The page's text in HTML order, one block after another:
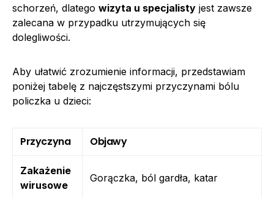
schorzeń, dlatego wizyta u specjalisty jest zawsze
zalecana w przypadku utrzymujących się
dolegliwości.
Aby ułatwić zrozumienie informacji, przedstawiam
poniżej tabelę z najczęstszymi przyczynami bólu
policzka u dzieci:
Przyczyna Objawy
Zakażenie
wirusowe
Gorączka, ból gardła, katar